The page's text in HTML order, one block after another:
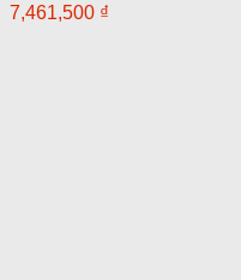
7,461,500 ₫